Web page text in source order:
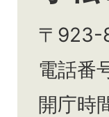
〒923-
電話番
開庁時